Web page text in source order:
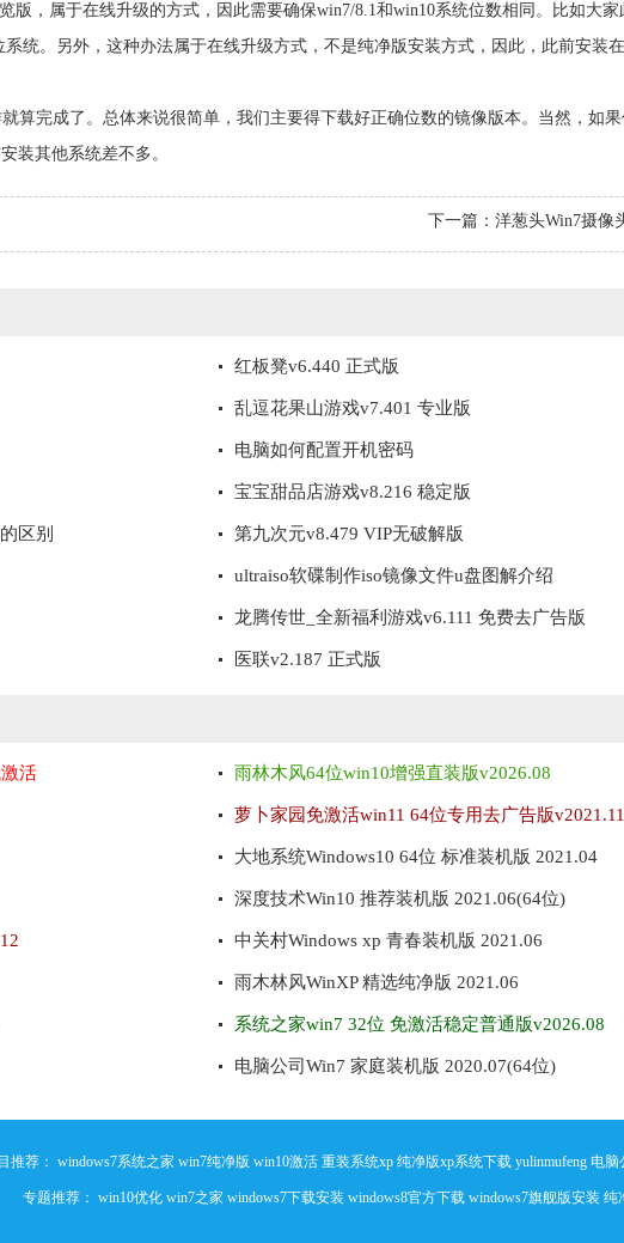
，属于在线升级的方式，因此需要确保win7/8.1和win10系统位数相同。比如大家
统。另外，这种办法属于在线升级方式，不是纯净版安装方式，因此，此前安装
完成了。总体来说很简单，我们主要得下载好正确位数的镜像版本。当然，如果
装其他系统差不多。
下一篇： 洋葱头Win7摄像
红板凳v6.440 正式版
乱逗花果山游戏v7.401 专业版
电脑如何配置开机密码
宝宝甜品店游戏v8.216 稳定版
区别 第九次元v8.479 VIP无破解版
ultraiso软碟制作iso镜像文件u盘图解介绍
龙腾传世_全新福利游戏v6.111 免费去广告版
医联v2.187 正式版
活 雨林木风64位win10增强直装版v2026.08
萝卜家园免激活win11 64位专用去广告版v2021.11
大地系统Windows10 64位 标准装机版 2021.04
深度技术Win10 推荐装机版 2021.06(64位)
中关村Windows xp 青春装机版 2021.06
雨木林风WinXP 精选纯净版 2021.06
系统之家win7 32位 免激活稳定普通版v2026.08
电脑公司Win7 家庭装机版 2020.07(64位)
推荐： windows7系统之家 win7纯净版 win10激活 重装系统xp 纯净版xp系统下载 yulinmufeng 电脑
专题推荐： win10优化 win7之家 windows7下载安装 windows8官方下载 windows7旗舰版安装 纯